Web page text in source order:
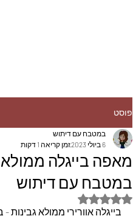
פוסט
מאפה בייגלה ממולא
במטבח עם דיתוש
במטבח עם דיתוש
6 ביולי 2023
זמן קריאה 1 דקות
דירוג של NaN מתוך 5 כוכבים
בייגלה אוורירי ממולא